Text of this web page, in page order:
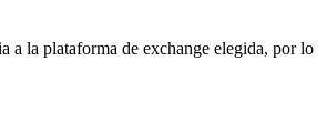
a la plataforma de exchange elegida, por lo